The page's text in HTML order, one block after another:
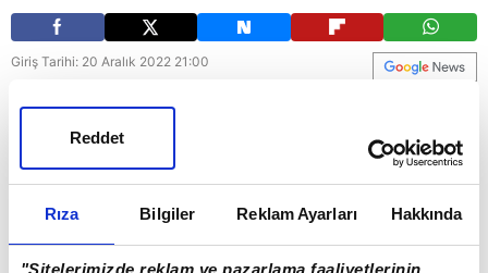
Rıza Bilgiler Reklam Ayarları Hakkında
Reddet
Giriş Tarihi: 20 Aralık 2022 21:00
FENERBAHÇE - İSTANBULSPOR CANLI İZLE |
Fenerbahçe ile İstanbulspor, Ziraat Türkiye
Kupası 5. Tur maçında kozlarını paylaşıyor. Zorlu
mücadele 20 Aralık Salı günü saat 21:00'de
Ülker Stadyumu'da başlayacak. Karşılaşma A